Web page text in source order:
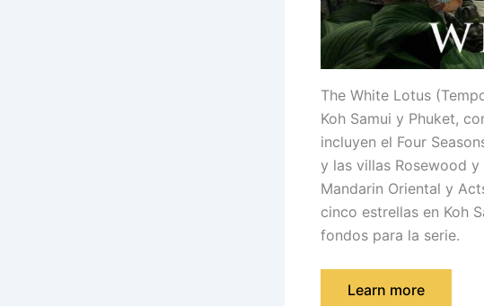
The White Lotus
Koh Samui y Phuket,
incluyen el Four
y las villas Rosewood y
Mandarin Oriental y
cinco estrellas en Koh
fondos para la serie.
Learn more